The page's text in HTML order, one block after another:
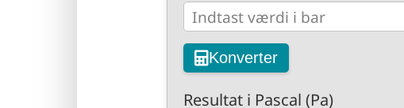
Konverter
Resultat i Pascal (Pa)